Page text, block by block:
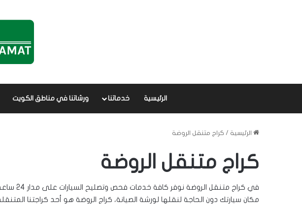
الرئيسية خدماتنا ورشاتنا في مناطق الكويت
الرئيسية / كراج متنقل الروضة
كراج متنقل الروضة
في كراج
مكان سيارتك دون الحاجة لنقلها لورشة الصيانة، كراج الروضة هو أحد كراجتنا